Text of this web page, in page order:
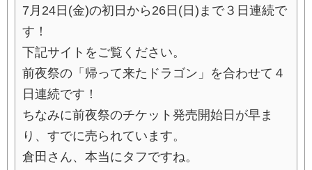
7月24日(金)の初日から26日(日)まで３日連続で
す！
下記サイトをご覧ください。
前夜祭の「帰って来たドラゴン」を合わせて４
日連続です！
ちなみに前夜祭のチケット発売開始日が早ま
り、すでに売られています。
倉田さん、本当にタフですね。